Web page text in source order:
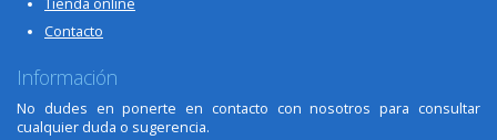
Tienda online
Contacto
Información
No dudes en ponerte en contacto con nosotros para consultar
cualquier duda o sugerencia.